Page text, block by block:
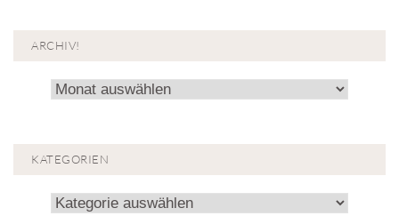
ARCHIV!
Archiv!
KATEGORIEN
Kategorien